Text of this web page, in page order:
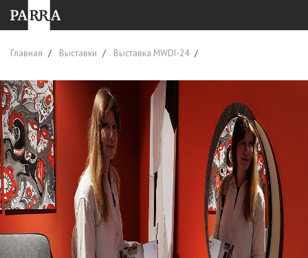
Главная Выставки Выставка MWDI-24